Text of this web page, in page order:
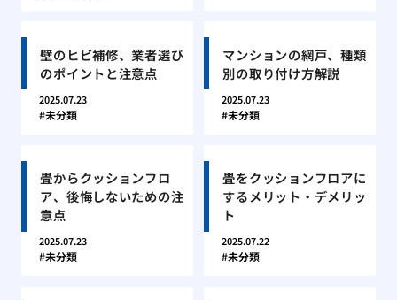
壁のヒビ補修、業者選び
のポイントと注意点
2025.07.23
未分類
マンションの網戸、種類
別の取り付け方解説
2025.07.23
未分類
畳からクッションフロ
ア、後悔しないための注
意点
2025.07.23
未分類
畳をクッションフロアに
するメリット・デメリッ
ト
2025.07.22
未分類